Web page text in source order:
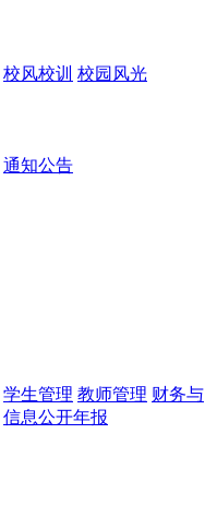
校风校训 校园风光
通知公告
学生管理 教师管理 财务与
信息公开年报